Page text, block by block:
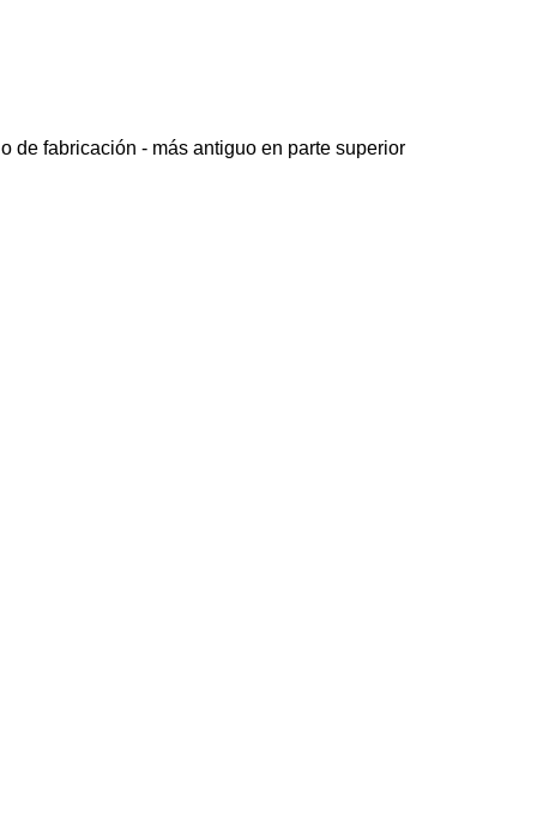
de fabricación - más antiguo en parte superior